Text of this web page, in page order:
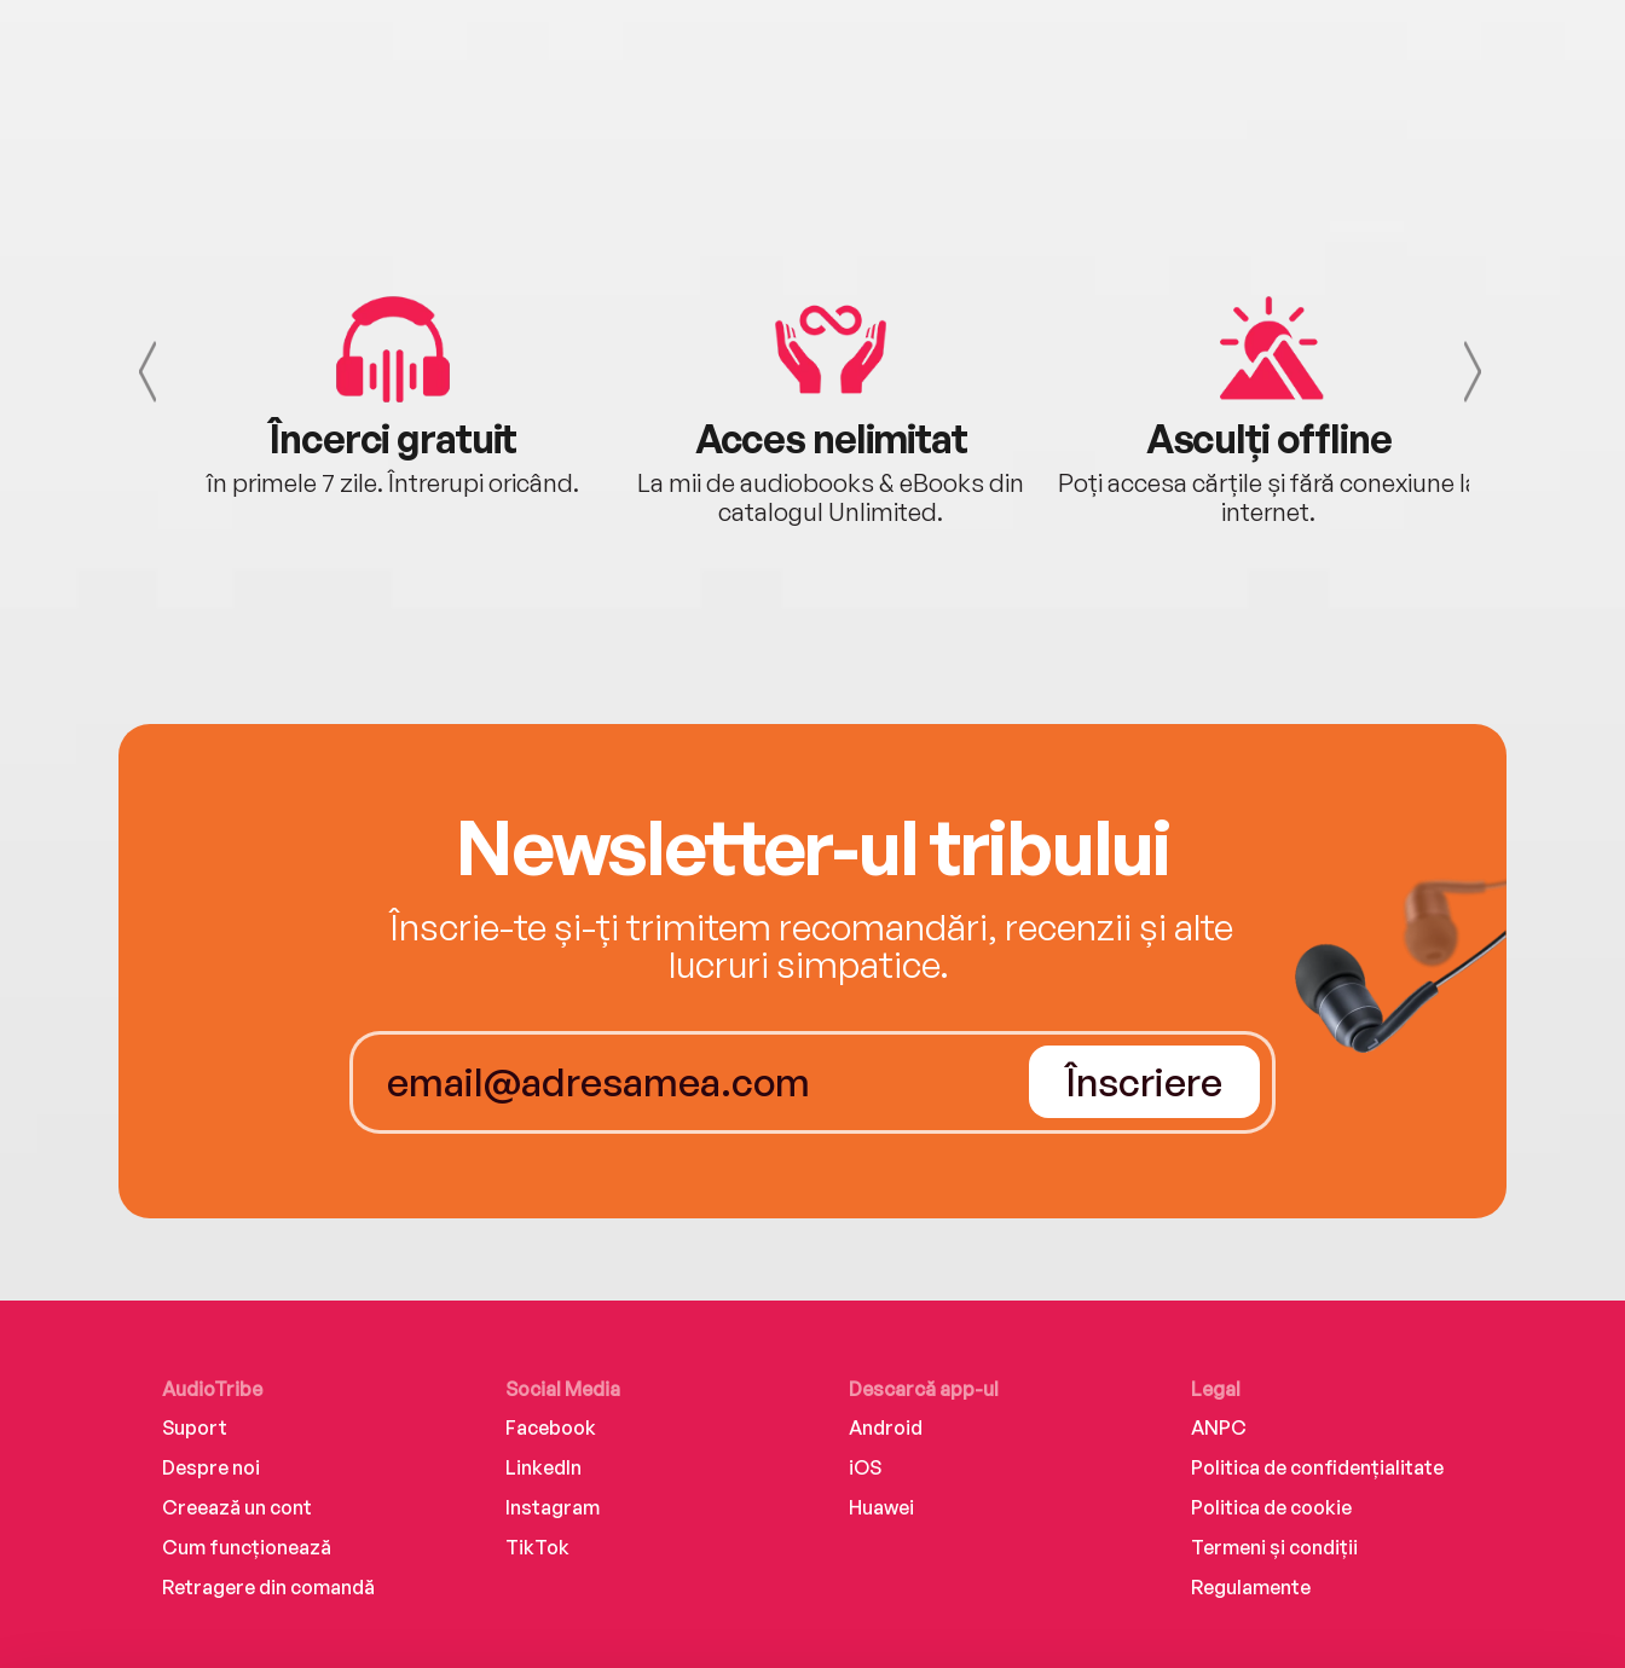
Încerci gratuit
în primele 7 zile. Întrerupi oricând.
Acces nelimitat
La mii de audiobooks & eBooks din
catalogul Unlimited.
Asculți offline
Poți accesa cărțile și fără conexiune la
internet.
Newsletter-ul tribului
Înscrie-te și-ți trimitem recomandări, recenzii și alte
lucruri simpatice.
Înscriere
AudioTribe
Suport
Despre noi
Creează un cont
Cum funcționează
Retragere din comandă
Social Media
Facebook
LinkedIn
Instagram
TikTok
Descarcă app-ul
Android
iOS
Huawei
Legal
ANPC
Politica de confidențialitate
Politica de cookie
Termeni și condiții
Regulamente